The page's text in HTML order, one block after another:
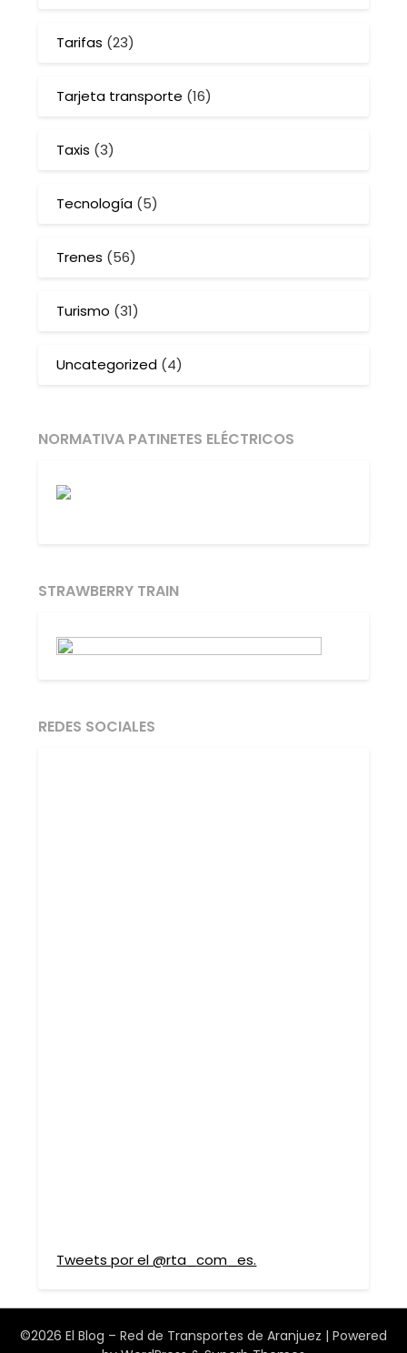
Tarifas (23)
Tarjeta transporte (16)
Taxis (3)
Tecnología (5)
Trenes (56)
Turismo (31)
Uncategorized (4)
NORMATIVA PATINETES ELÉCTRICOS
STRAWBERRY TRAIN
REDES SOCIALES
Tweets por el @rta_com_es.
©2026 El Blog – Red de Transportes de Aranjuez | Powered